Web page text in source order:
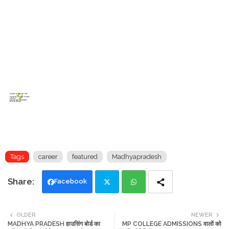
Tags career featured Madhyapradesh
Facebook
ats
NEWER
MP COLLEGE ADMISSIONS वालों को
OLDER
MADHYA PRADESH हाउसिंग बोर्ड का